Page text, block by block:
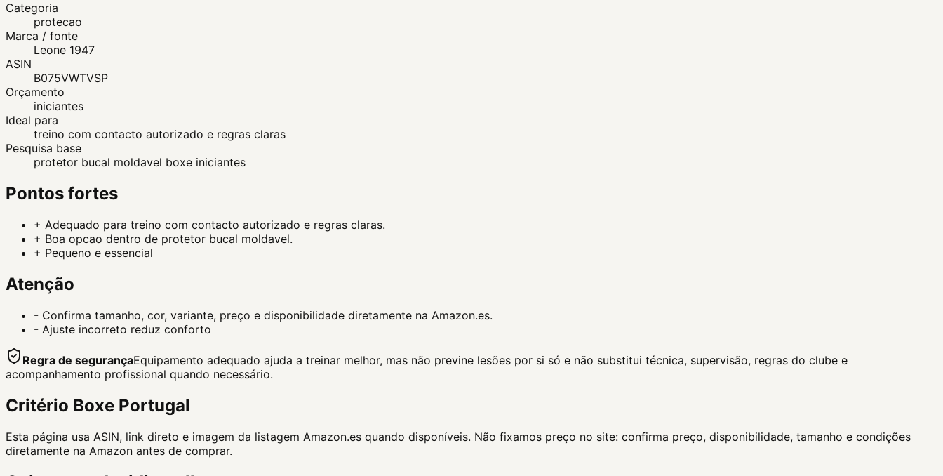
Categoria
protecao
Marca / fonte
Leone 1947
ASIN
B075VWTVSP
Orçamento
iniciantes
Ideal para
treino com contacto autorizado e regras claras
Pesquisa base
protetor bucal moldavel boxe iniciantes
Pontos fortes
+ Adequado para treino com contacto autorizado e regras claras.
+ Boa opcao dentro de protetor bucal moldavel.
+ Pequeno e essencial
Atenção
- Confirma tamanho, cor, variante, preço e disponibilidade diretamente na Amazon.es.
- Ajuste incorreto reduz conforto
Regra de segurançaEquipamento adequado ajuda a treinar melhor, mas não previne lesões por si só e não substitui técnica, supervisão, regras do clube e
acompanhamento profissional quando necessário.
Critério Boxe Portugal
Esta página usa ASIN, link direto e imagem da listagem Amazon.es quando disponíveis. Não fixamos preço no site: confirma preço, disponibilidade, tamanho e condições
diretamente na Amazon antes de comprar.